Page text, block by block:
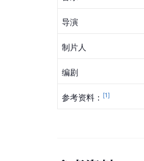
导演
制片人
编剧
参考资料： [1]